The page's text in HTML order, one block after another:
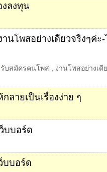
งลงทุน
นโพสอย่างเดียวจริงๆค่ะ
รับสมัครคนโพส
งานโพสอย่างเดี
ลายเป็นเรื่องง่าย ๆ
บบอร์ด
บบอร์ด